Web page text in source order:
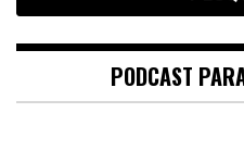
PODCAST